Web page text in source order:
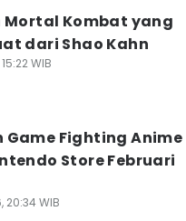
Mortal Kombat yang
dari Shao Kahn
WIB
Game Fighting Anime
Store Februari
20:34 WIB